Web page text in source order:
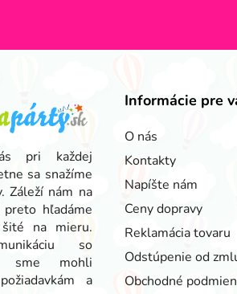
pri každej
sa snažíme
Záleží nám na
hľadáme
na mieru.
so
sme mohli
a
Informácie pre
O nás
Kontakty
Napíšte nám
Ceny dopravy
Reklamácia tovaru
Odstúpenie od
Obchodné